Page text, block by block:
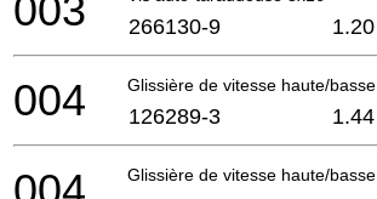
003 266130-9 1.20
Glissière de vitesse haute/basse
004 126289-3 1.44
Glissière de vitesse haute/basse